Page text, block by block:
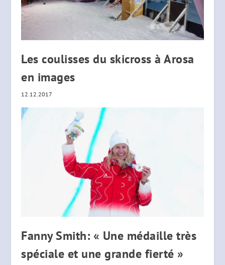
Les coulisses du skicross à Arosa
en images
12.12.2017
Fanny Smith: « Une médaille très
spéciale et une grande fierté »